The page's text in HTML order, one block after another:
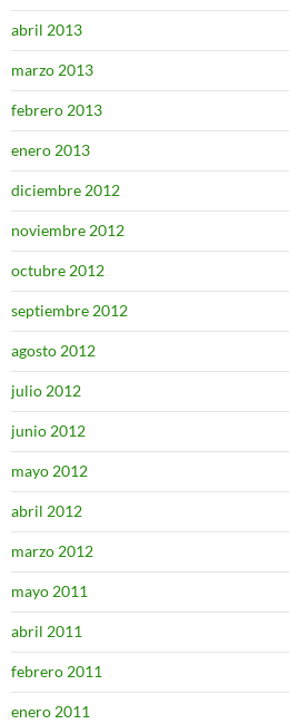
abril 2013
marzo 2013
febrero 2013
enero 2013
diciembre 2012
noviembre 2012
octubre 2012
septiembre 2012
agosto 2012
julio 2012
junio 2012
mayo 2012
abril 2012
marzo 2012
mayo 2011
abril 2011
febrero 2011
enero 2011